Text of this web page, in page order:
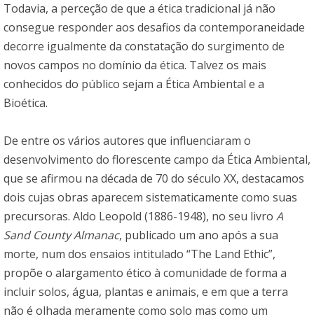
Todavia, a perceção de que a ética tradicional já não
consegue responder aos desafios da contemporaneidade
decorre igualmente da constatação do surgimento de
novos campos no domínio da ética. Talvez os mais
conhecidos do público sejam a Ética Ambiental e a
Bioética.
De entre os vários autores que influenciaram o
desenvolvimento do florescente campo da Ética Ambiental,
que se afirmou na década de 70 do século XX, destacamos
dois cujas obras aparecem sistematicamente como suas
precursoras. Aldo Leopold (1886-1948), no seu livro A
Sand County Almanac, publicado um ano após a sua
morte, num dos ensaios intitulado “The Land Ethic”,
propõe o alargamento ético à comunidade de forma a
incluir solos, água, plantas e animais, e em que a terra
não é olhada meramente como solo mas como um